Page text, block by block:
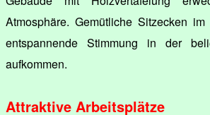
Atmosphäre. Gemütliche Sitzecken
entspannende Stimmung in der
aufkommen.
Attraktive Arbeitsplätze